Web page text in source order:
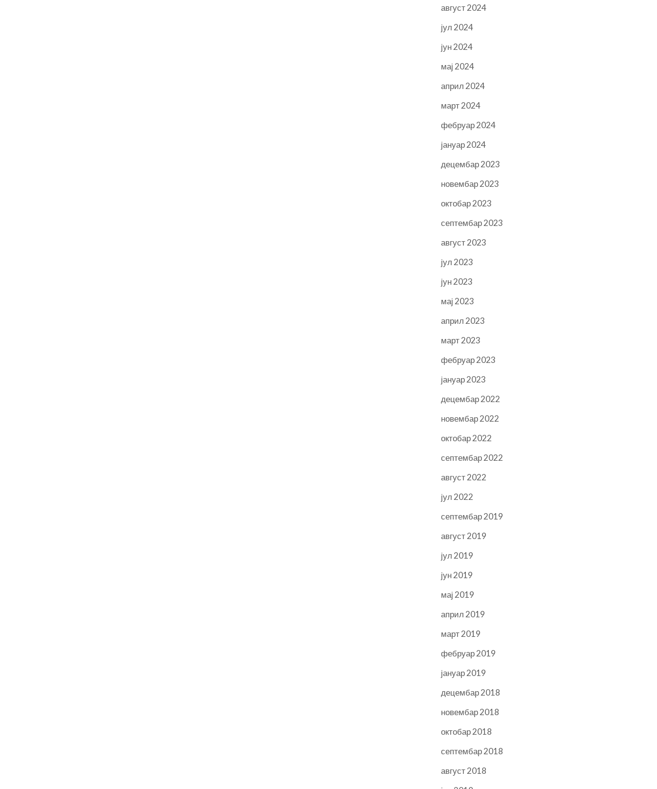
август 2024
јул 2024
јун 2024
мај 2024
април 2024
март 2024
фебруар 2024
јануар 2024
децембар 2023
новембар 2023
октобар 2023
септембар 2023
август 2023
јул 2023
јун 2023
мај 2023
април 2023
март 2023
фебруар 2023
јануар 2023
децембар 2022
новембар 2022
октобар 2022
септембар 2022
август 2022
јул 2022
септембар 2019
август 2019
јул 2019
јун 2019
мај 2019
април 2019
март 2019
фебруар 2019
јануар 2019
децембар 2018
новембар 2018
октобар 2018
септембар 2018
август 2018